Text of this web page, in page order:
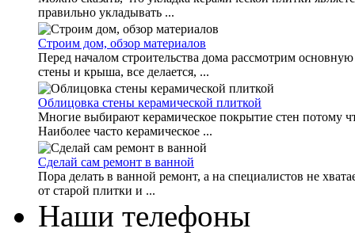
правильно укладывать ...
Строим дом, обзор материалов
Перед началом строительства дома рассмотрим
стены и крыша, все делается, ...
Облицовка стены керамической плиткой
Многие выбирают керамическое покрытие стен потому
Наиболее часто керамическое ...
Сделай сам ремонт в ванной
Пора делать в ванной ремонт, а на специалистов не
от старой плитки и ...
Наши телефоны